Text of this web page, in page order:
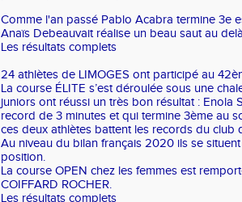
Comme l'an passé Pablo Acabra termine 3e
Anaïs Debeauvait réalise un beau saut au
Les résultats complets
24 athlètes de LIMOGES ont participé au
La course ÉLITE s’est déroulée sous une
juniors ont réussi un très bon résultat : Enola
record de 3 minutes et qui termine 3ème au
ces deux athlètes battent les records du club
Au niveau du bilan français 2020 ils se
position.
La course OPEN chez les femmes est
COIFFARD ROCHER.
Les résultats complets